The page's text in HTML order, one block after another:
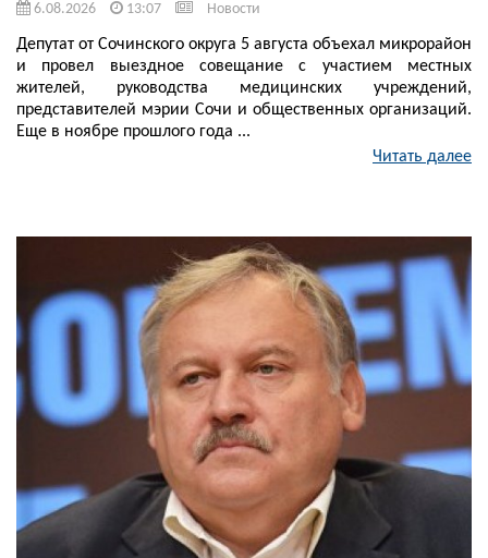
6.08.2026 13:07 Новости
Депутат от Сочинского округа 5 августа объехал микрорайон
и провел выездное совещание с участием местных
жителей, руководства медицинских учреждений,
представителей мэрии Сочи и общественных организаций.
Еще в ноябре прошлого года ...
Читать далее